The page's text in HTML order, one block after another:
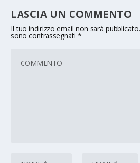
LASCIA UN COMMENTO
Il tuo indirizzo email non sarà pubblicato.
sono contrassegnati*